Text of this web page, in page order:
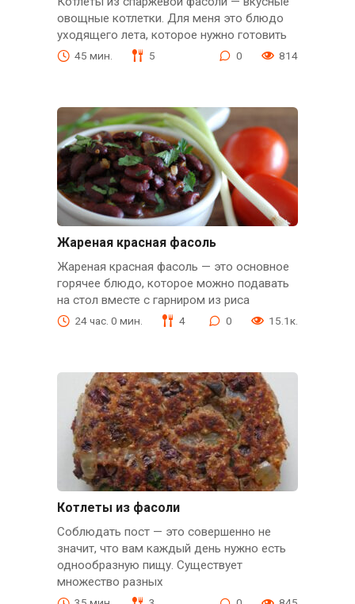
овощные котлетки. Для меня это блюдо
уходящего лета, которое нужно готовить
45 мин. 5 0 814
Жареная красная фасоль
Жареная красная фасоль — это основное
горячее блюдо, которое можно подавать
на стол вместе с гарниром из риса
24 час. 0 мин. 4 0 15.1к.
Котлеты из фасоли
Соблюдать пост — это совершенно не
значит, что вам каждый день нужно есть
однообразную пищу. Существует
множество разных